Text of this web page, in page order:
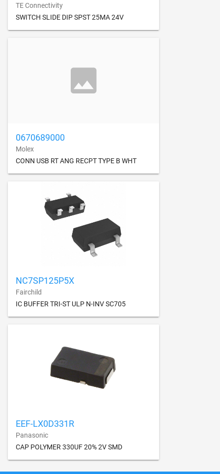
TE Connectivity
SWITCH SLIDE DIP SPST 25MA 24V
0670689000
Molex
CONN USB RT ANG RECPT TYPE B WHT
NC7SP125P5X
Fairchild
IC BUFFER TRI-ST ULP N-INV SC705
EEF-LX0D331R
Panasonic
CAP POLYMER 330UF 20% 2V SMD